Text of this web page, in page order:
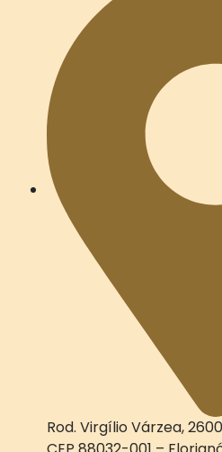
Rod. Virgílio Várzea,